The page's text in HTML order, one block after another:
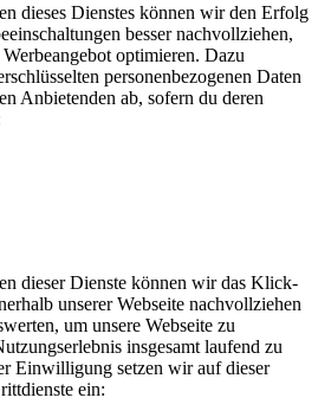
dieses Dienstes können wir den Erfolg
besser nachvollziehen,
optimieren. Dazu
personenbezogenen Daten
Anbietenden ab, sofern du deren
dieser Dienste können wir das Klick-
unserer Webseite nachvollziehen
um unsere Webseite zu
insgesamt laufend zu
Einwilligung setzen wir auf dieser
ein: